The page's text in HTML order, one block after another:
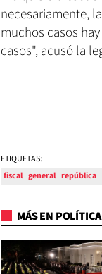
necesariamente,
muchos casos
casos", acusó la
ETIQUETAS:
fiscal general república
MÁS EN POLÍTICA